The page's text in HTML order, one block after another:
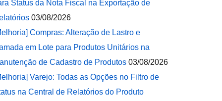
Status da Nota Fiscal na Exportação de
03/08/2026
Compras: Alteração de Lastro e
em Lote para Produtos Unitários na
de Cadastro de Produtos 03/08/2026
Varejo: Todas as Opções no Filtro de
na Central de Relatórios do Produto